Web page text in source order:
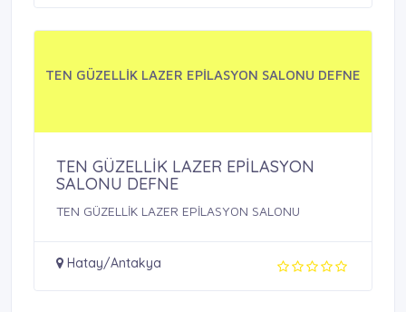
TEN GÜZELLİK LAZER EPİLASYON SALONU DEFNE
TEN GÜZELLİK LAZER EPİLASYON
SALONU DEFNE
TEN GÜZELLİK LAZER EPİLASYON SALONU
Hatay/Antakya